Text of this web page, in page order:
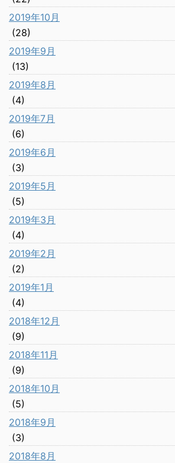
2019年10月
(28)
2019年9月
(13)
2019年8月
(4)
2019年7月
(6)
2019年6月
(3)
2019年5月
(5)
2019年3月
(4)
2019年2月
(2)
2019年1月
(4)
2018年12月
(9)
2018年11月
(9)
2018年10月
(5)
2018年9月
(3)
2018年8月